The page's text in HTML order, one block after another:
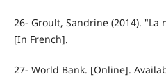
26- Groult, Sandrine (2014). "La
[In French].
27- World Bank. [Online].